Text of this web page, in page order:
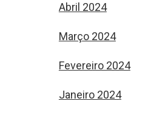
Abril 2024
Março 2024
Fevereiro 2024
Janeiro 2024